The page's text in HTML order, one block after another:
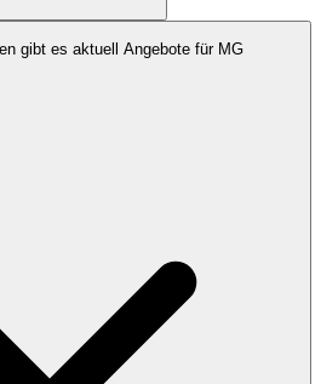
gibt es aktuell Angebote für MG